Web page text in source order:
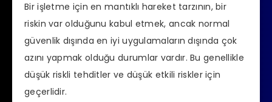
Bir işletme için en mantıklı hareket tarzının, bir
riskin var olduğunu kabul etmek, ancak normal
güvenlik dışında en iyi uygulamaların dışında çok
azını yapmak olduğu durumlar vardır. Bu genellikle
düşük riskli tehditler ve düşük etkili riskler için
geçerlidir.